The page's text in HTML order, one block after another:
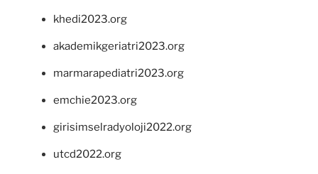
khedi2023.org
akademikgeriatri2023.org
marmarapediatri2023.org
emchie2023.org
girisimselradyoloji2022.org
utcd2022.org